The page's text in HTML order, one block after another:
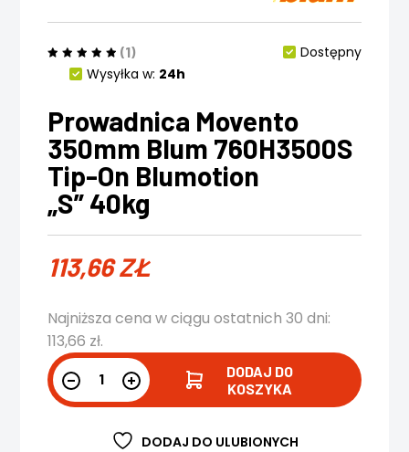
(1)
Dostępny
Wysyłka w: 24h
Prowadnica Movento
350mm Blum 760H3500S
Tip-On Blumotion
„S” 40kg
113,66ZŁ
Najniższa cena w ciągu ostatnich 30 dni:
113,66 zł.
DODAJ DO
KOSZYKA
DODAJ DO ULUBIONYCH